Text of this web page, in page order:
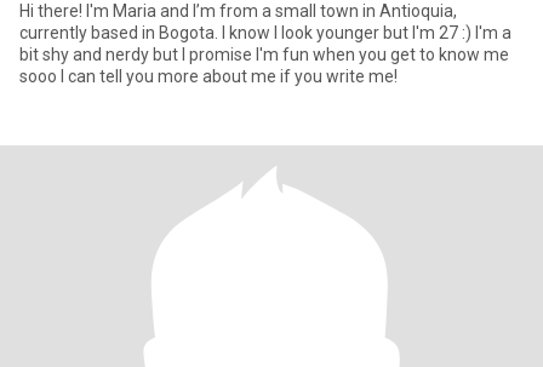
Hi there! I'm Maria and I’m from a small town in Antioquia,
currently based in Bogota. I know I look younger but I'm 27 :) I'm a
bit shy and nerdy but I promise I'm fun when you get to know me
sooo I can tell you more about me if you write me!